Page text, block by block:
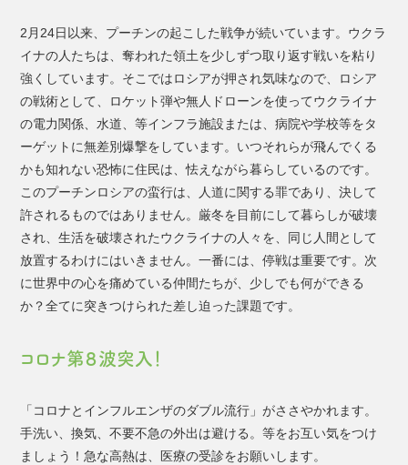
2月24日以来、プーチンの起こした戦争が続いています。ウクラ
イナの人たちは、奪われた領土を少しずつ取り返す戦いを粘り
強くしています。そこではロシアが押され気味なので、ロシア
の戦術として、ロケット弾や無人ドローンを使ってウクライナ
の電力関係、水道、等インフラ施設または、病院や学校等をタ
ーゲットに無差別爆撃をしています。いつそれらが飛んでくる
かも知れない恐怖に住民は、怯えながら暮らしているのです。
このプーチンロシアの蛮行は、人道に関する罪であり、決して
許されるものではありません。厳冬を目前にして暮らしが破壊
され、生活を破壊されたウクライナの人々を、同じ人間として
放置するわけにはいきません。一番には、停戦は重要です。次
に世界中の心を痛めている仲間たちが、少しでも何ができる
か？全てに突きつけられた差し迫った課題です。
コロナ第８波突入！
「コロナとインフルエンザのダブル流行」がささやかれます。
手洗い、換気、不要不急の外出は避ける。等をお互い気をつけ
ましょう！急な高熱は、医療の受診をお願いします。